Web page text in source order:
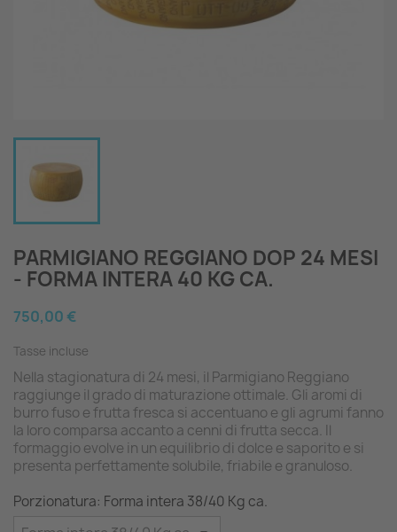
PARMIGIANO REGGIANO DOP 24 MESI
- FORMA INTERA 40 KG CA.
750,00 €
Tasse incluse
Nella stagionatura di 24 mesi, il Parmigiano Reggiano
raggiunge il grado di maturazione ottimale. Gli aromi di
burro fuso e frutta fresca si accentuano e gli agrumi fanno
la loro comparsa accanto a cenni di frutta secca. Il
formaggio evolve in un equilibrio di dolce e saporito e si
presenta perfettamente solubile, friabile e granuloso.
Porzionatura: Forma intera 38/40 Kg ca.